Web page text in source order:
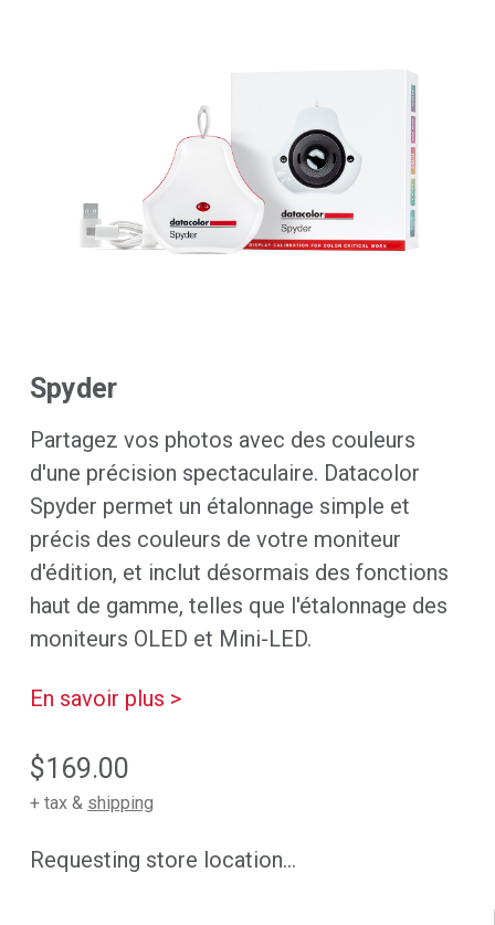
Spyder
Partagez vos photos avec des couleurs
d'une précision spectaculaire. Datacolor
Spyder permet un étalonnage simple et
précis des couleurs de votre moniteur
d'édition, et inclut désormais des fonctions
haut de gamme, telles que l'étalonnage des
moniteurs OLED et Mini-LED.
En savoir plus >
$169.00
+ tax & shipping
Requesting store location...